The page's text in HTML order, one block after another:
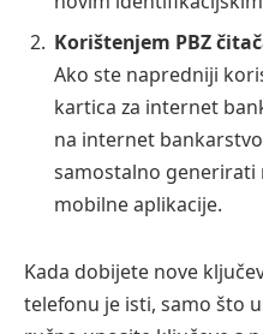
Korištenjem PBZ
Ako ste napredniji
kartica za internet
na internet
samostalno generirati
mobilne aplikacije.
Kada dobijete nove
telefonu je isti, samo što